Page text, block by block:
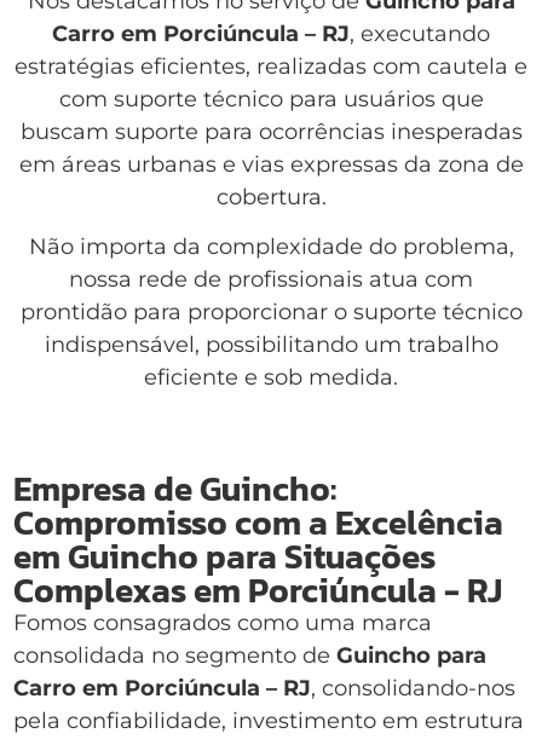
Carro em Porciúncula – RJ, executando
estratégias eficientes, realizadas com cautela e
com suporte técnico para usuários que
buscam suporte para ocorrências inesperadas
em áreas urbanas e vias expressas da zona de
cobertura.
Não importa da complexidade do problema,
nossa rede de profissionais atua com
prontidão para proporcionar o suporte técnico
indispensável, possibilitando um trabalho
eficiente e sob medida.
Empresa de Guincho:
Compromisso com a Excelência
em Guincho para Situações
Complexas em Porciúncula - RJ
Fomos consagrados como uma marca
consolidada no segmento de Guincho para
Carro em Porciúncula – RJ, consolidando-nos
pela confiabilidade, investimento em estrutura